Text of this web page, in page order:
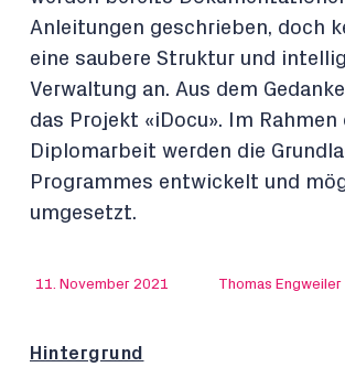
Anleitungen geschrieben, doch
eine saubere Struktur und
Verwaltung an. Aus dem
das Projekt «iDocu». Im Rahmen
Diplomarbeit werden die
Programmes entwickelt und
umgesetzt.
11. November 2021 Thomas Engweiler
Hintergrund